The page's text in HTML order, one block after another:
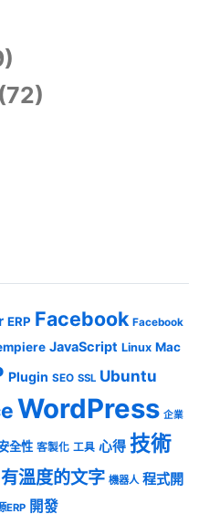
(72)
ERP Facebook Facebook
JavaScript Linux Mac
Plugin SEO SSL Ubuntu
WordPress 企業
全性 客製化 工具 心得 技術
有溫度的文字 機器人 程式開
ERP 開發